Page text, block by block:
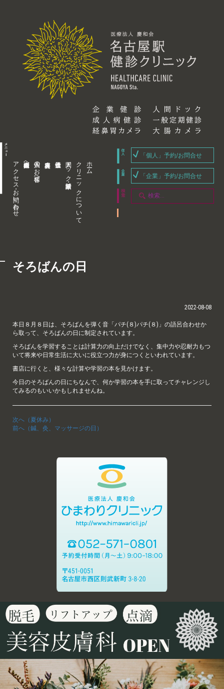
アクセス・お問い合わせ 企業内担当者様へ 個人のお客様へ 人間ドック・健康診断 クリニックについて ホーム
「個人」予約/お問合せ
「企業」予約/お問合せ
そろばんの日
2022-08-08
本日８月８日は、そろばんを弾く音「パチ(８)パチ(８)」の語呂合わせか
ら取って、そろばんの日に制定されています。
そろばんを学習することは計算力の向上だけでなく、集中力や忍耐力もつ
いて将来や日常生活に大いに役立つ力が身につくといわれています。
書店に行くと、様々な計算や学習の本を見かけます。
今日のそろばんの日にちなんで、何か学習の本を手に取ってチャレンジし
てみるのもいいかもしれませんね。
次へ（夏休み）
前へ（鍼、灸、マッサージの日）